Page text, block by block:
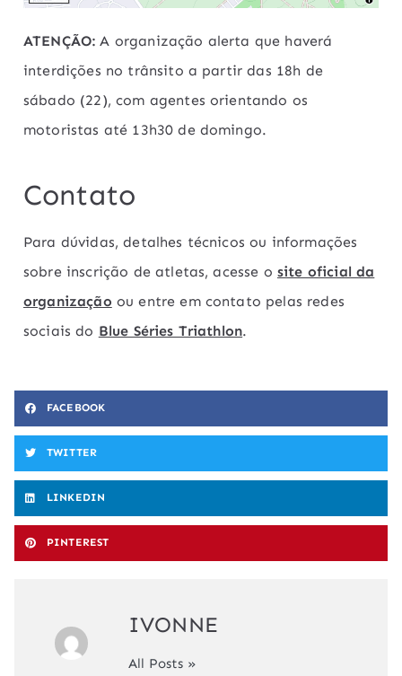
ATENÇÃO: A organização alerta que haverá
interdições no trânsito a partir das 18h de
sábado (22), com agentes orientando os
motoristas até 13h30 de domingo.
Contato
Para dúvidas, detalhes técnicos ou informações
sobre inscrição de atletas, acesse o site oficial da
organização ou entre em contato pelas redes
sociais do Blue Séries Triathlon.
FACEBOOK
TWITTER
LINKEDIN
PINTEREST
IVONNE
All Posts »